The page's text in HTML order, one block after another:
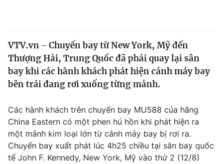
Thế giới
Tin tức
Thế giới đó đây
Câu chuyện quốc tế
Tài chính
Thị trường
Góc doanh nghiệp
Dữ liệu và đời sống
Truyền hình
VTV.vn - Chuyến bay từ New York, Mỹ đến
Thượng Hải, Trung Quốc đã phải quay lại sân
bay khi các hành khách phát hiện cánh máy bay
bên trái đang rơi xuống từng mảnh.
Các hành khách trên chuyến bay MU588 của hãng
China Eastern có một phen hú hồn khi phát hiện ra
một mảnh kim loại lớn từ cánh máy bay bị rơi ra.
Chuyến bay xuất phát lúc 4h25 chiều tại sân bay quốc
tế John F. Kennedy, New York, Mỹ vào thứ 2 (12/8)